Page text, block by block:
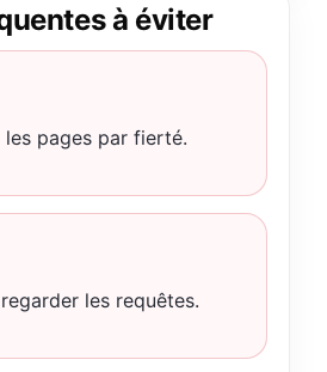
à éviter
pages par fierté.
les requêtes.